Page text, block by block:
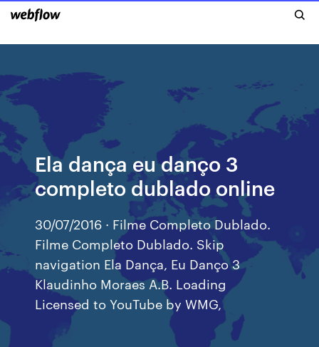
Ela dança eu danço 3
completo dublado online
30/07/2016 · Filme Completo Dublado.
Filme Completo Dublado. Skip
navigation Ela Dança, Eu Danço 3
Klaudinho Moraes A.B. Loading
Licensed to YouTube by WMG,